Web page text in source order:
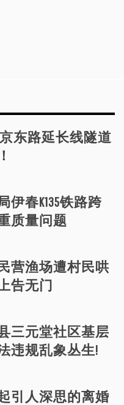
东路延长线隧道
伊春K135铁路跨
质量问题
营渔场遭村民哄
告无门
三元堂社区基层
违规乱象丛生!
引人深思的离婚